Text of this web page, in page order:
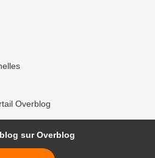
Overblog
sur Overblog